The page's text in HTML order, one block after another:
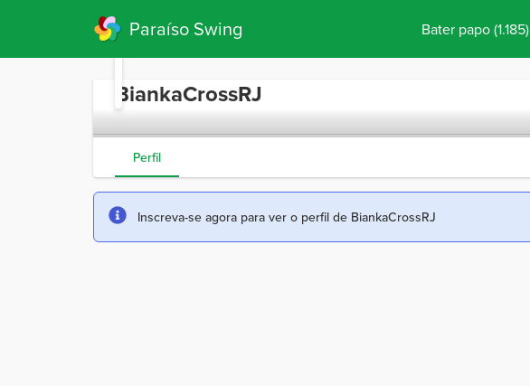
Paraíso Swing Bater papo(1.185)
BiankaCrossRJ
Perfil
Inscreva-se agora para ver o perfil de BiankaCrossRJ